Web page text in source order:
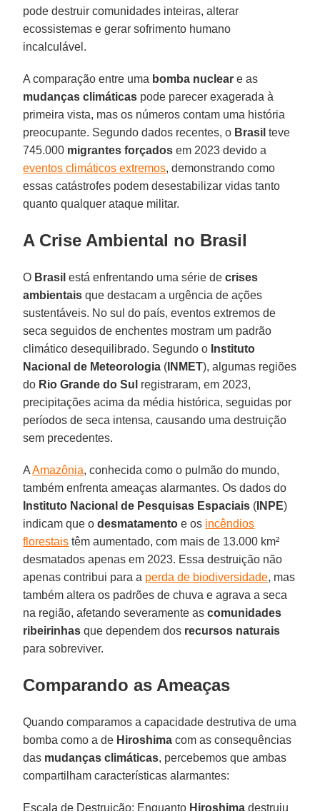
pode destruir comunidades inteiras, alterar
ecossistemas e gerar sofrimento humano
incalculável.
A comparação entre uma bomba nuclear e as
mudanças climáticas pode parecer exagerada à
primeira vista, mas os números contam uma história
preocupante. Segundo dados recentes, o Brasil teve
745.000 migrantes forçados em 2023 devido a
eventos climáticos extremos, demonstrando como
essas catástrofes podem desestabilizar vidas tanto
quanto qualquer ataque militar.
A Crise Ambiental no Brasil
O Brasil está enfrentando uma série decrises
ambientais que destacam a urgência de ações
sustentáveis. No sul do país, eventos extremos de
seca seguidos de enchentes mostram um padrão
climático desequilibrado. Segundo o Instituto
Nacional de Meteorologia ( INMET), algumas regiões
do Rio Grande do Sul registraram, em 2023,
precipitações acima da média histórica, seguidas por
períodos de seca intensa, causando uma destruição
sem precedentes.
AAmazônia, conhecida como o pulmão do mundo,
também enfrenta ameaças alarmantes. Os dados do
Instituto Nacional de Pesquisas Espaciais ( INPE)
indicam que odesmatamento e os incêndios
florestais têm aumentado, com mais de 13.000 km²
desmatados apenas em 2023. Essa destruição não
apenas contribui para a perda de biodiversidade, mas
também altera os padrões de chuva e agrava a seca
na região, afetando severamente ascomunidades
ribeirinhas que dependem dos recursos naturais
para sobreviver.
Comparando as Ameaças
Quando comparamos a capacidade destrutiva de uma
bomba como a de Hiroshima com as consequências
das mudanças climáticas, percebemos que ambas
compartilham características alarmantes:
Escala de Destruição: Enquanto Hiroshima destruiu